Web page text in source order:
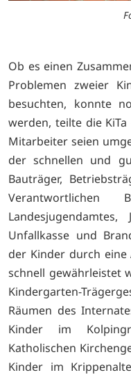
Ob es einen
Problemen zweier
besuchten, konnte
werden, teilte die
Mitarbeiter seien
der schnellen und
Bauträger,
Landesjugendamtes,
Unfallkasse und
der Kinder durch eine
schnell gewährleistet
Kindergarten-
Räumen des
Kinder im
Katholischen
Kinder im